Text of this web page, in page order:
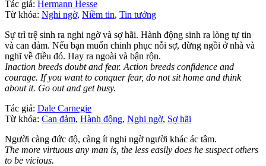
Tác giả: Hermann Hesse
Từ khóa: Nghi ngờ, Niềm tin, Tin tưởng
Sự trì trệ sinh ra nghi ngờ và sợ hãi. Hành động sinh ra lòng tự tin
và can đảm. Nếu bạn muốn chinh phục nỗi sợ, đừng ngồi ở nhà và
nghĩ về điều đó. Hay ra ngoài và bận rộn.
Inaction breeds doubt and fear. Action breeds confidence and
courage. If you want to conquer fear, do not sit home and think
about it. Go out and get busy.
Tác giả: Dale Carnegie
Từ khóa: Can đảm, Hành động, Nghi ngờ, Sợ hãi
Người càng đức độ, càng ít nghi ngờ người khác ác tâm.
The more virtuous any man is, the less easily does he suspect others
to be vicious.